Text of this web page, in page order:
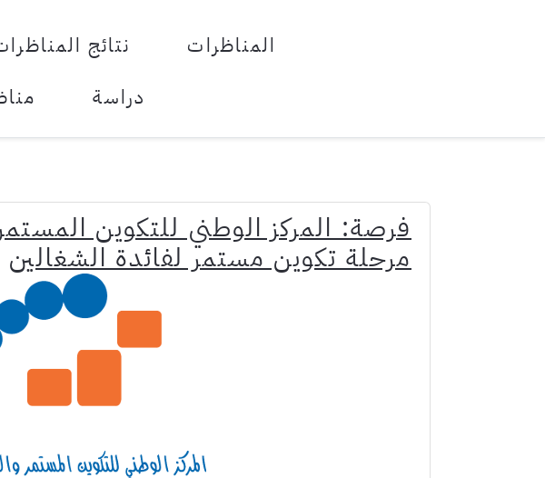
المناظرات نتائج
دراسة
فرصة: المركز الوطني للتكوين
مرحلة تكوين مستمر لفائدة الشغالين